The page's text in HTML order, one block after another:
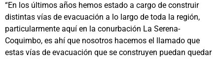
“En los últimos años hemos estado a cargo de construir
distintas vías de evacuación a lo largo de toda la región,
particularmente aquí en la conurbación La Serena-
Coquimbo, es ahí que nosotros hacemos el llamado que
estas vías de evacuación que se construyen puedan quedar